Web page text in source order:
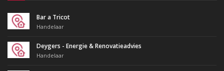
Bar a Tricot
Handelaar
Deygers - Energie & Renovatieadvies
Handelaar